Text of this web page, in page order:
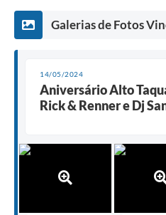
Galerias de Fotos
14/05/2024
Aniversário Alto
Rick & Renner e Dj